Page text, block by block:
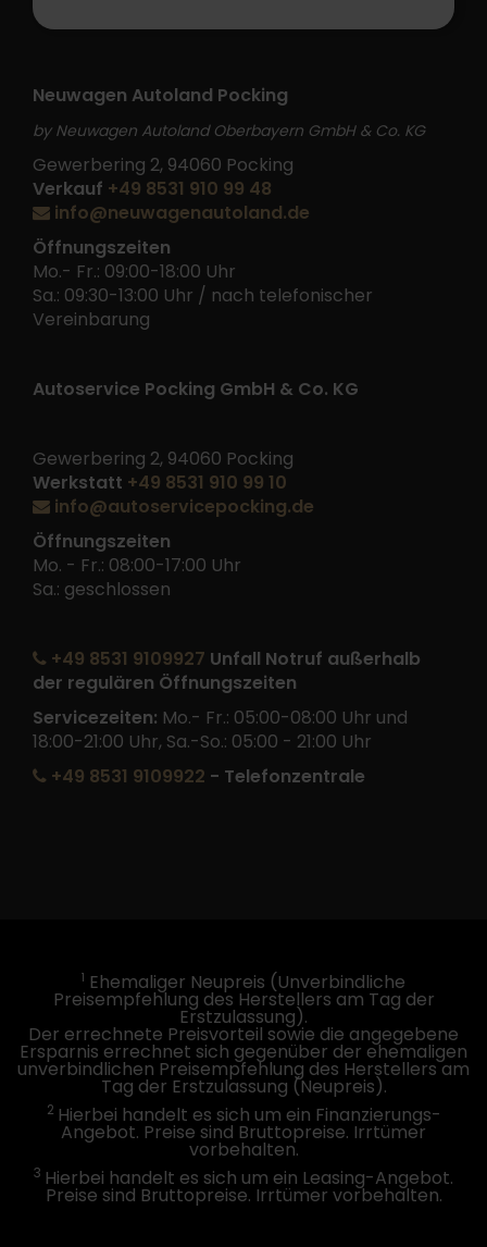
Neuwagen Autoland Pocking
by Neuwagen Autoland Oberbayern GmbH & Co. KG
Gewerbering 2, 94060 Pocking
Verkauf +49 8531 910 99 48
info@neuwagenautoland.de
Öffnungszeiten
Mo.- Fr.: 09:00-18:00 Uhr
Sa.: 09:30-13:00 Uhr / nach telefonischer
Vereinbarung
Autoservice Pocking GmbH & Co. KG
Gewerbering 2, 94060 Pocking
Werkstatt +49 8531 910 99 10
info@autoservicepocking.de
Öffnungszeiten
Mo. - Fr.: 08:00-17:00 Uhr
Sa.: geschlossen
+49 8531 9109927 Unfall Notruf außerhalb
der regulären Öffnungszeiten
Servicezeiten: Mo.- Fr.: 05:00-08:00 Uhr und
18:00-21:00 Uhr, Sa.-So.: 05:00 - 21:00 Uhr
+49 8531 9109922 - Telefonzentrale
1 Ehemaliger Neupreis (Unverbindliche
Preisempfehlung des Herstellers am Tag der
Erstzulassung).
Der errechnete Preisvorteil sowie die angegebene
Ersparnis errechnet sich gegenüber der ehemaligen
unverbindlichen Preisempfehlung des Herstellers am
Tag der Erstzulassung (Neupreis).
2 Hierbei handelt es sich um ein Finanzierungs-
Angebot. Preise sind Bruttopreise. Irrtümer
vorbehalten.
3 Hierbei handelt es sich um ein Leasing-Angebot.
Preise sind Bruttopreise. Irrtümer vorbehalten.